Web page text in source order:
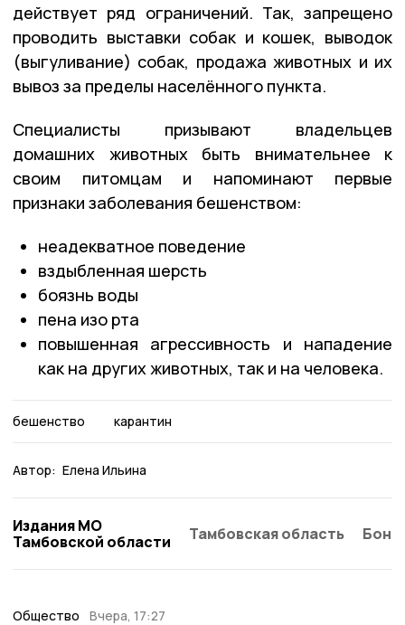
действует ряд ограничений. Так, запрещено
проводить выставки собак и кошек, выводок
(выгуливание) собак, продажа животных и их
вывоз за пределы населённого пункта.
Специалисты призывают владельцев
домашних животных быть внимательнее к
своим питомцам и напоминают первые
признаки заболевания бешенством:
неадекватное поведение
вздыбленная шерсть
боязнь воды
пена изо рта
повышенная агрессивность и нападение
как на других животных, так и на человека.
бешенство карантин
Автор: Елена Ильина
Издания МО
Тамбовской области
Тамбовская область
Общество Вчера, 17:27